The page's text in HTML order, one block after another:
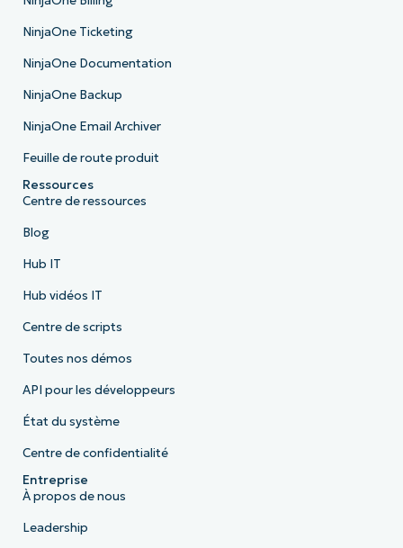
NinjaOne Ticketing
NinjaOne Documentation
NinjaOne Backup
NinjaOne Email Archiver
Feuille de route produit
Ressources
Centre de ressources
Blog
Hub IT
Hub vidéos IT
Centre de scripts
Toutes nos démos
API pour les développeurs
État du système
Centre de confidentialité
Entreprise
À propos de nous
Leadership